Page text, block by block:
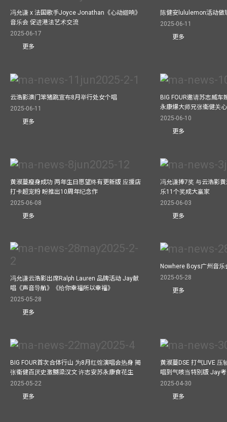
冯允谦 x 法国歌手Joyce Jonathan《心动迴响》
音乐会 促进港法艺术交流
2025-06-17
更多
陈健安lululemon活动做
2025-06-11
更多
云浩影澳门笨猪跳宣布8月举行处女个唱
2025-06-11
更多
BIG FOUR邀请苏志威
永康爆大师兄张衞健关
2025-06-10
更多
黄淑蔓瘦身成功 两年生日愿望终有更新版 应援店
打卡超宠粉 盼推出10周年纪念作
2025-06-08
更多
冯允谦捧7奖 与云浩影
乐11个奖成大赢家
2025-06-03
更多
冯允谦云浩影出席Ralph Lauren 品牌活动 Jay献
唱《声音导航》《给你幸福所以幸福》
2025-05-28
更多
Nowhere Boys广州音
2025-05-28
更多
BIG FOUR首次合体行山 为8月红馆演唱会热身 揭
张衞健百厌史激嬲梁汉文 许志安苏永康食花生
2025-05-22
更多
黄淑蔓DSE 打气LIVE 压
唱到气咳当特別版 Jay
2025-04-30
更多